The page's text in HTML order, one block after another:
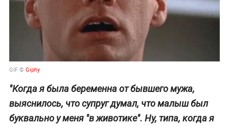
GIF © Giphy
"Когда я была беременна от бывшего мужа,
выяснилось, что супруг думал, что малыш был
буквально у меня "в животике". Ну, типа, когда я